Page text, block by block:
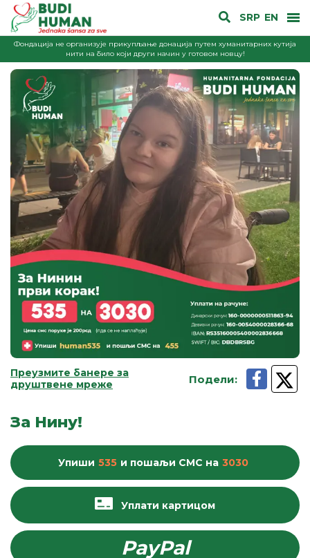
SRP EN
Фондација не организује прикупљање донација путем хуманитарних кутија
нити на било који други начин у готовом новцу!
Преузмите банере за
друштвене мреже
Подели:
За Нину!
Уплати картицом
PayPal
Упиши 535 и пошаљи СМС на 3030